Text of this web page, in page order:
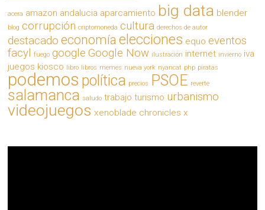
acera amazon andalucia aparcamiento big data blender
blog corrupción criptomoneda cultura derechos de autor
destacado economía elecciones equo eventos
facyl fuego google Google Now ilustración internet invierno iva
juegos kiosco libro libros memes nueva york nyancat php piratas
podemos política precios PSOE reverte
salamanca saludo trabajo turismo urbanismo
videojuegos xenoblade chronicles x